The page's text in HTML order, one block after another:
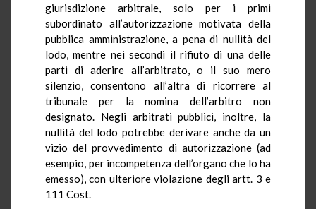
giurisdizione arbitrale, solo per i primi
subordinato all’autorizzazione motivata della
pubblica amministrazione, a pena di nullità del
lodo, mentre nei secondi il rifiuto di una delle
parti di aderire all’arbitrato, o il suo mero
silenzio, consentono all’altra di ricorrere al
tribunale per la nomina dell’arbitro non
designato. Negli arbitrati pubblici, inoltre, la
nullità del lodo potrebbe derivare anche da un
vizio del provvedimento di autorizzazione (ad
esempio, per incompetenza dell’organo che lo ha
emesso), con ulteriore violazione degli artt. 3 e
111 Cost.